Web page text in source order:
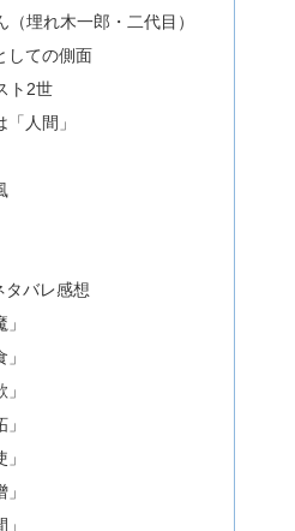
（埋れ木一郎・二代目）
しての側面
ト2世
人間」
タバレ感想